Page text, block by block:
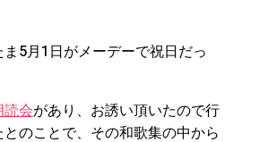
5月1日がメーデーで祝日だっ
会があり、お誘い頂いたので行
のことで、その和歌集の中から